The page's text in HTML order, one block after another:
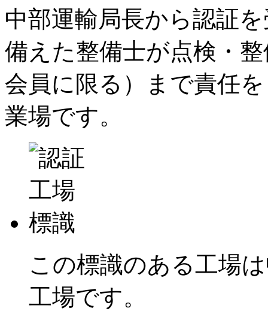
中部運輸局長から認証
備えた整備士が点検・
会員に限る）まで責任
業場です。
この標識のある工場
工場です。